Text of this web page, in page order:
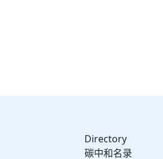
Directory
碳中和名录